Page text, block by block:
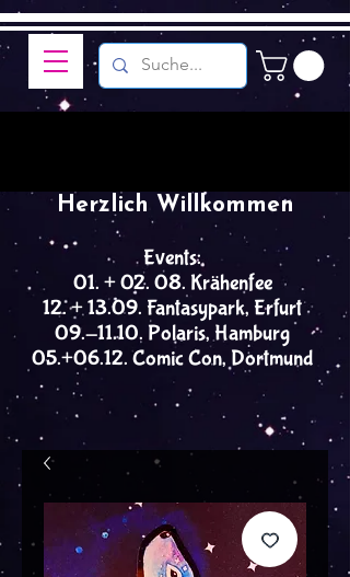
Events:
01. + 02. 08. Krähenfee
12. + 13.09. Fantasypark, Erfurt
09.-11.10. Polaris, Hamburg
05.+06.12. Comic Con, Dortmund
Herzlich Willkommen